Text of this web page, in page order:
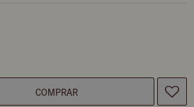
COMPRAR